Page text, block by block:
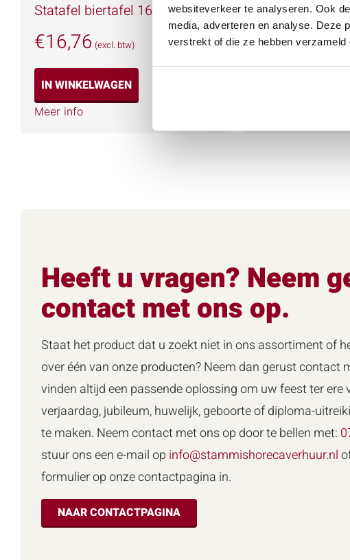
websiteverkeer te analyseren. Ook
media, adverteren en analyse. Deze
verstrekt of die ze hebben
Statafel biertafel 160×60 cm.
€16,76 (excl. btw)
IN WINKELWAGEN
Meer info
Statafel
€18,97(excl.
Heeft u vragen? Neem
contact met ons op.
Staat het product dat u zoekt niet in ons assortiment of
over één van onze producten? Neem dan gerust contact
vinden altijd een passende oplossing om uw feest ter ere
verjaardag, jubileum, huwelijk, geboorte of diploma-
te maken. Neem contact met ons op door te bellen met:
stuur ons een e-mail op info@stammishorecaverhuur.nl
formulier op onze contactpagina in.
NAAR CONTACTPAGINA